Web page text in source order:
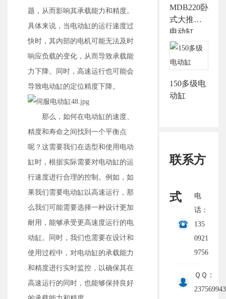
题，从而影响其承载能力和精度。
具体来说，当电动缸的运行速度过
快时，其内部的电机可能无法及时
响应负载的变化，从而导致承载能
力下降。同时，高速运行也可能会
导致电动缸的定位精度下降。
那么，如何在电动缸的速度、
精度和寿命之间找到一个平衡点
呢？这需要我们在选型和使用电动
缸时，根据实际需要对电动缸的运
行速度进行合理的控制。例如，如
果我们需要电动缸以高速运行，那
么我们可能需要选择一种设计更加
耐用，能够承受更高速度运行的电
动缸。同时，我们也需要在设计和
使用过程中，对电动缸的承载能力
和精度进行实时监控，以确保其在
高速运行的同时，也能够保持良好
MDB220卧
式大推力
电动缸
150多级电
动缸
联系方
式
电
话：
135
0921
9756
ＱＱ：